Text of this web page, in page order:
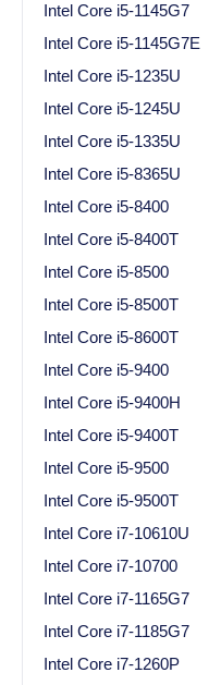
Intel Core i5-1145G7
Intel Core i5-1145G7E
Intel Core i5-1235U
Intel Core i5-1245U
Intel Core i5-1335U
Intel Core i5-8365U
Intel Core i5-8400
Intel Core i5-8400T
Intel Core i5-8500
Intel Core i5-8500T
Intel Core i5-8600T
Intel Core i5-9400
Intel Core i5-9400H
Intel Core i5-9400T
Intel Core i5-9500
Intel Core i5-9500T
Intel Core i7-10610U
Intel Core i7-10700
Intel Core i7-1165G7
Intel Core i7-1185G7
Intel Core i7-1260P